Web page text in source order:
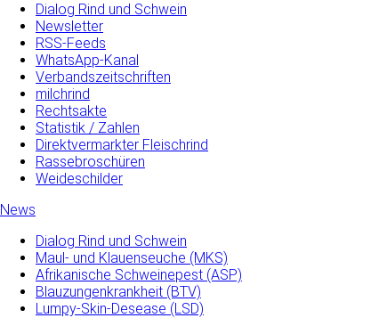
Dialog Rind und Schwein
Newsletter
RSS-Feeds
WhatsApp-Kanal
Verbandszeitschriften
milchrind
Rechtsakte
Statistik / Zahlen
Direktvermarkter Fleischrind
Rassebroschüren
Weideschilder
News
Dialog Rind und Schwein
Maul- und­ Klauenseuche­ (MKS)
Afrikanische Schweinepest (ASP)
Blauzungenkrankheit (BTV)
Lumpy-Skin-Desease (LSD)